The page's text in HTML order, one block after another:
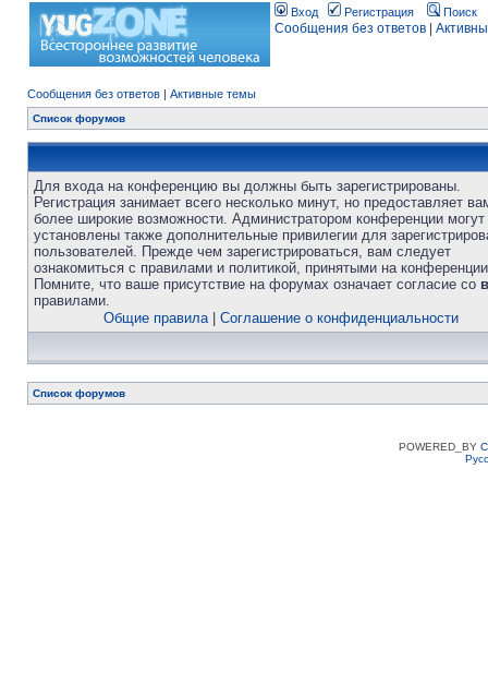
Вход Регистрация Поиск
Сообщения без ответов
Сообщения без ответов | Активные темы
Список форумов
Для входа на конференцию вы должны быть зарегистрированы.
Регистрация занимает всего несколько минут, но предоставляет
более широкие возможности. Администратором конференции
установлены также дополнительные привилегии для
пользователей. Прежде чем зарегистрироваться, вам следует
ознакомиться с правилами и политикой, принятыми на
Помните, что ваше присутствие на форумах означает согласие со
правилами.
Общие правила| Соглашение о конфиденциальности
Список форумов
POWERED_BY